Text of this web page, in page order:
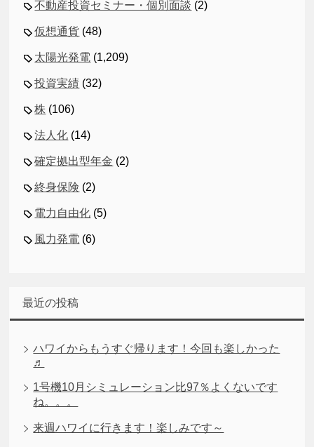
不動産投資セミナー・個別面談 (2)
仮想通貨 (48)
太陽光発電 (1,209)
投資実績 (32)
株 (106)
法人化 (14)
確定拠出型年金 (2)
終身保険 (2)
電力自由化 (5)
風力発電 (6)
最近の投稿
ハワイからもうすぐ帰ります！今回も楽しかった
♬
1号機10月シミュレーション比97％よくないです
ね。。。
来週ハワイに行きます！楽しみです～